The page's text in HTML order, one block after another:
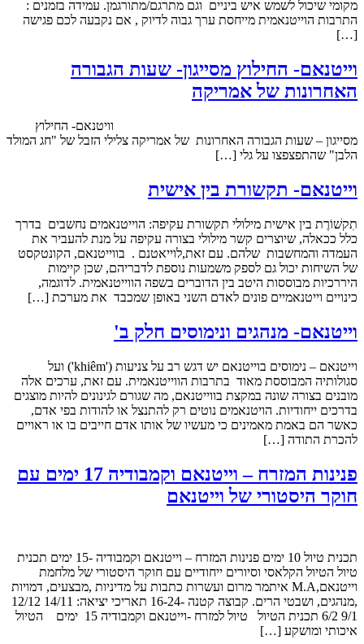
מקומי שיכול לשמש איש ביניים וגם מתרגם/מתורגמן. עמידה בזמנים :
התרבות הוייטנאמית מייחסת ערך גבוה לדיוק , אם נקבעה לכם פגישה
[…]
וייטנאם- החילוץ מסייגון- שעות הגבורה
האחרונות של אמריקה
וויטנאם- החילוץ
מסייגון – שעות הגבורה האחרונות של אמריקה צלילי הזבל של "חג המולד
הלבן" שהתפצפצו על גלי […]
וייטנאם- תקשורת בין אישית
תִקשׁוֹרֶת בין אישית מילולי תקשורת עקיפה: הוייטנאמים נחשבים בדרך
כלל ככאלה, שיוצרים קשר מילולי בצורה עקיפה על מנת להעביר את
העמדה והמחשבות שלהם. עם זאת,לוייאטנם . בווייטנאם, הקונטקסט
של השיחות יכול גם לספק משמעות נוספת לדבריהם, שכן קיימות
היררכיות מבוססות היטב בין הדוברים בשפה הווייטנאמית. לדוגמה,
כינויים וייטנאמיים פונים לאדם השני באופן שמכבד את מערכת […]
וייטנאם- מנהגים ונימוסים חלק ב'
וייטנאם – נימוסים בוייטנאם יש דגש רב על צניעות ('khiêm') ועל
סגולותיה המבוססת מאוד בתרבות הווייטנאמית. עם זאת, ערכים אלה
מובנים בצורה שונה במקצת בווייטנאם, מה שגורם לגינונים להיות מוצגים
בדרכים ייחודיות. הויטנאמים נוטים רק להתנצל או להודות בפי אדם,
כאשר הם באמת מאמינים כי מעשיו של אותו אדם חייבים בו או ראויים
להכרת התודה […]
פנינות המזרח – וייטנאם וקמבודיה 17 ימים עם
חוקר היסטורי של וייטנאם
תכנית טיול 10 ימים פנינות המזרח – וייטנאם וקמבודיה -15 ימים תכנית
טיול הטיול הקלאסי וסיורים ייחודיים עם חוקר היסטורי של מלחמת
וייטנאם,M.A איתמר מרום ועשרות כתבות על מדיניות ,מבצעים, דמויות
,מנהגים, ושבטי הרים. קבוצה קטנה -16-24 תאריכי יציאה: 14/11 12/12
9/1 6/2 תכנית הטיול טיול למזרח -וייטנאם וקמבודיה 15 ימים הטיול
איכותי ומושקע […]